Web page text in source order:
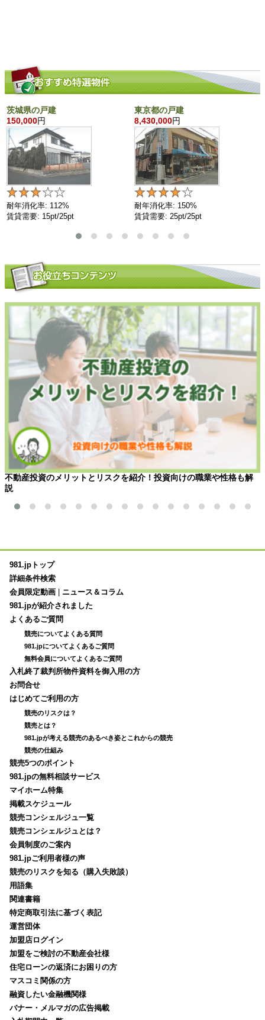
茨城県の戸建
150,000円
耐年消化率: 112%
賃貸需要: 15pt/25pt
東京都の戸建
8,430,000円
耐年消化率: 150%
賃貸需要: 25pt/25pt
不動産投資のメリットとリスクを紹介！投資向けの職業や性格も解
説
981.jpトップ
詳細条件検索
会員限定動画
ニュース＆コラム
981.jpが紹介されました
よくあるご質問
競売についてよくある質問
981.jpについてよくあるご質問
無料会員についてよくあるご質問
入札終了裁判所物件資料を御入用の方
お問合せ
はじめてご利用の方
競売のリスクは？
競売とは？
981.jpが考える競売のあるべき姿とこれからの競売
競売の仕組み
競売5つのポイント
981.jpの無料相談サービス
マイホーム特集
掲載スケジュール
競売コンシェルジュ一覧
競売コンシェルジュとは？
会員制度のご案内
981.jpご利用者様の声
競売のリスクを知る（購入失敗談）
用語集
関連書籍
特定商取引法に基づく表記
運営団体
加盟店ログイン
加盟をご検討の不動産会社様
住宅ローンの返済にお困りの方
マスコミ関係の方
融資したい金融機関様
バナー・メルマガの広告掲載